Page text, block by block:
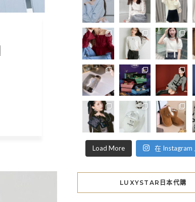
Load More 在 Instagram
LUXYSTAR日本代購